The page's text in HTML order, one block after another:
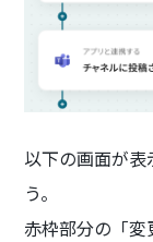
以下の画面が
う。
赤枠部分の「